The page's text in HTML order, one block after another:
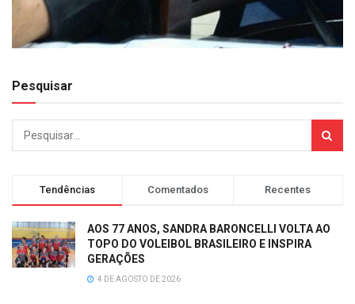
Pesquisar
Tendências Comentados Recentes
AOS 77 ANOS, SANDRA BARONCELLI VOLTA AO
TOPO DO VOLEIBOL BRASILEIRO E INSPIRA
GERAÇÕES
4 DE AGOSTO DE 2026